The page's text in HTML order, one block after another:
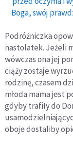
Boga, swój
Podróżniczka
nastolatek. Jeżeli
wówczas ona jej
ciąży zostaje
rodzinę, czasem
młoda mama jest
gdyby trafiły do
oboje dostaliby